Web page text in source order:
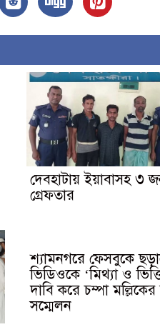
দেবহাটায় ইয়াবাসহ ৩
গ্রেফতার
শ্যামনগরে ফেসবুকে
ভিডিওকে ‘মিথ্যা ও
দাবি করে চম্পা
সম্মেলন